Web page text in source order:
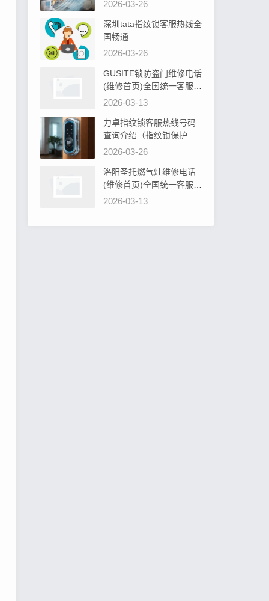
2026-03-26
深圳tata指纹锁客服热线全
国畅通
2026-03-26
GUSITE锁防盗门维修电话
(维修首页)全国统一客服电
话阐明GUSITE锁防盗门必
2026-03-13
力卓指纹锁客服热线号码
查询介绍（指纹锁保护罩
硅胶：安全防护新选择）
2026-03-26
洛阳圣托燃气灶维修电话
(维修首页)全国统一客服电
话教你圣托燃气灶旋钮无
2026-03-13